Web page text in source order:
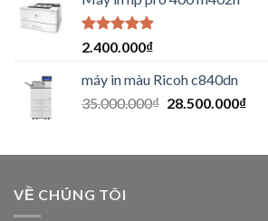
Được xếp
sao
2.400.000₫
máy in màu Ricoh c840dn
35.000.000₫ 28.500.000₫
VỀ CHÚNG TÔI